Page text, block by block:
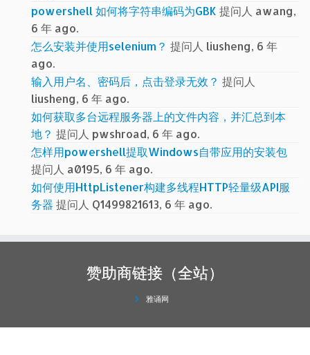
powershell 如何将字符串编码为GBK 提问人 awang,
6 年 ago.
怎么安装并使用selenium？ 提问人 liusheng, 6 年
ago.
输入用户名、密码后，点击登录无效？ 提问人
liusheng, 6 年 ago.
如何获取多台远程服务器上的文件内容，并汇总到本
地？ 提问人 pwshroad, 6 年 ago.
怎样用powershell提取Windows自带应用的安装包
提问人 a0195, 6 年 ago.
如何使用HttpListener构建多线程HTTP轻量级API服
务器 提问人 Q1499821613, 6 年 ago.
赞助商链接（全站）
雅诵网